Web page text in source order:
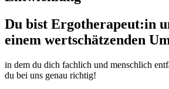
Du bist Ergotherapeut:in
einem wertschätzenden
in dem du dich fachlich und menschlich
du bei uns genau richtig!